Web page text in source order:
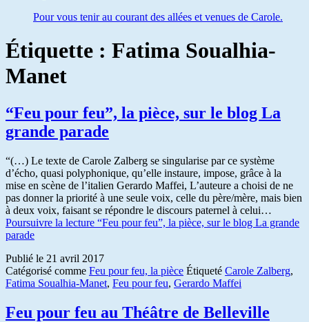
Pour vous tenir au courant des allées et venues de Carole.
Étiquette : Fatima Soualhia-
Manet
“Feu pour feu”, la pièce, sur le blog La
grande parade
“(…) Le texte de Carole Zalberg se singularise par ce système
d’écho, quasi polyphonique, qu’elle instaure, impose, grâce à la
mise en scène de l’italien Gerardo Maffei, L’auteure a choisi de ne
pas donner la priorité à une seule voix, celle du père/mère, mais bien
à deux voix, faisant se répondre le discours paternel à celui…
Poursuivre la lecture “Feu pour feu”, la pièce, sur le blog La grande
parade
Publié le 21 avril 2017
Catégorisé comme Feu pour feu, la pièce Étiqueté Carole Zalberg,
Fatima Soualhia-Manet, Feu pour feu, Gerardo Maffei
Feu pour feu au Théâtre de Belleville